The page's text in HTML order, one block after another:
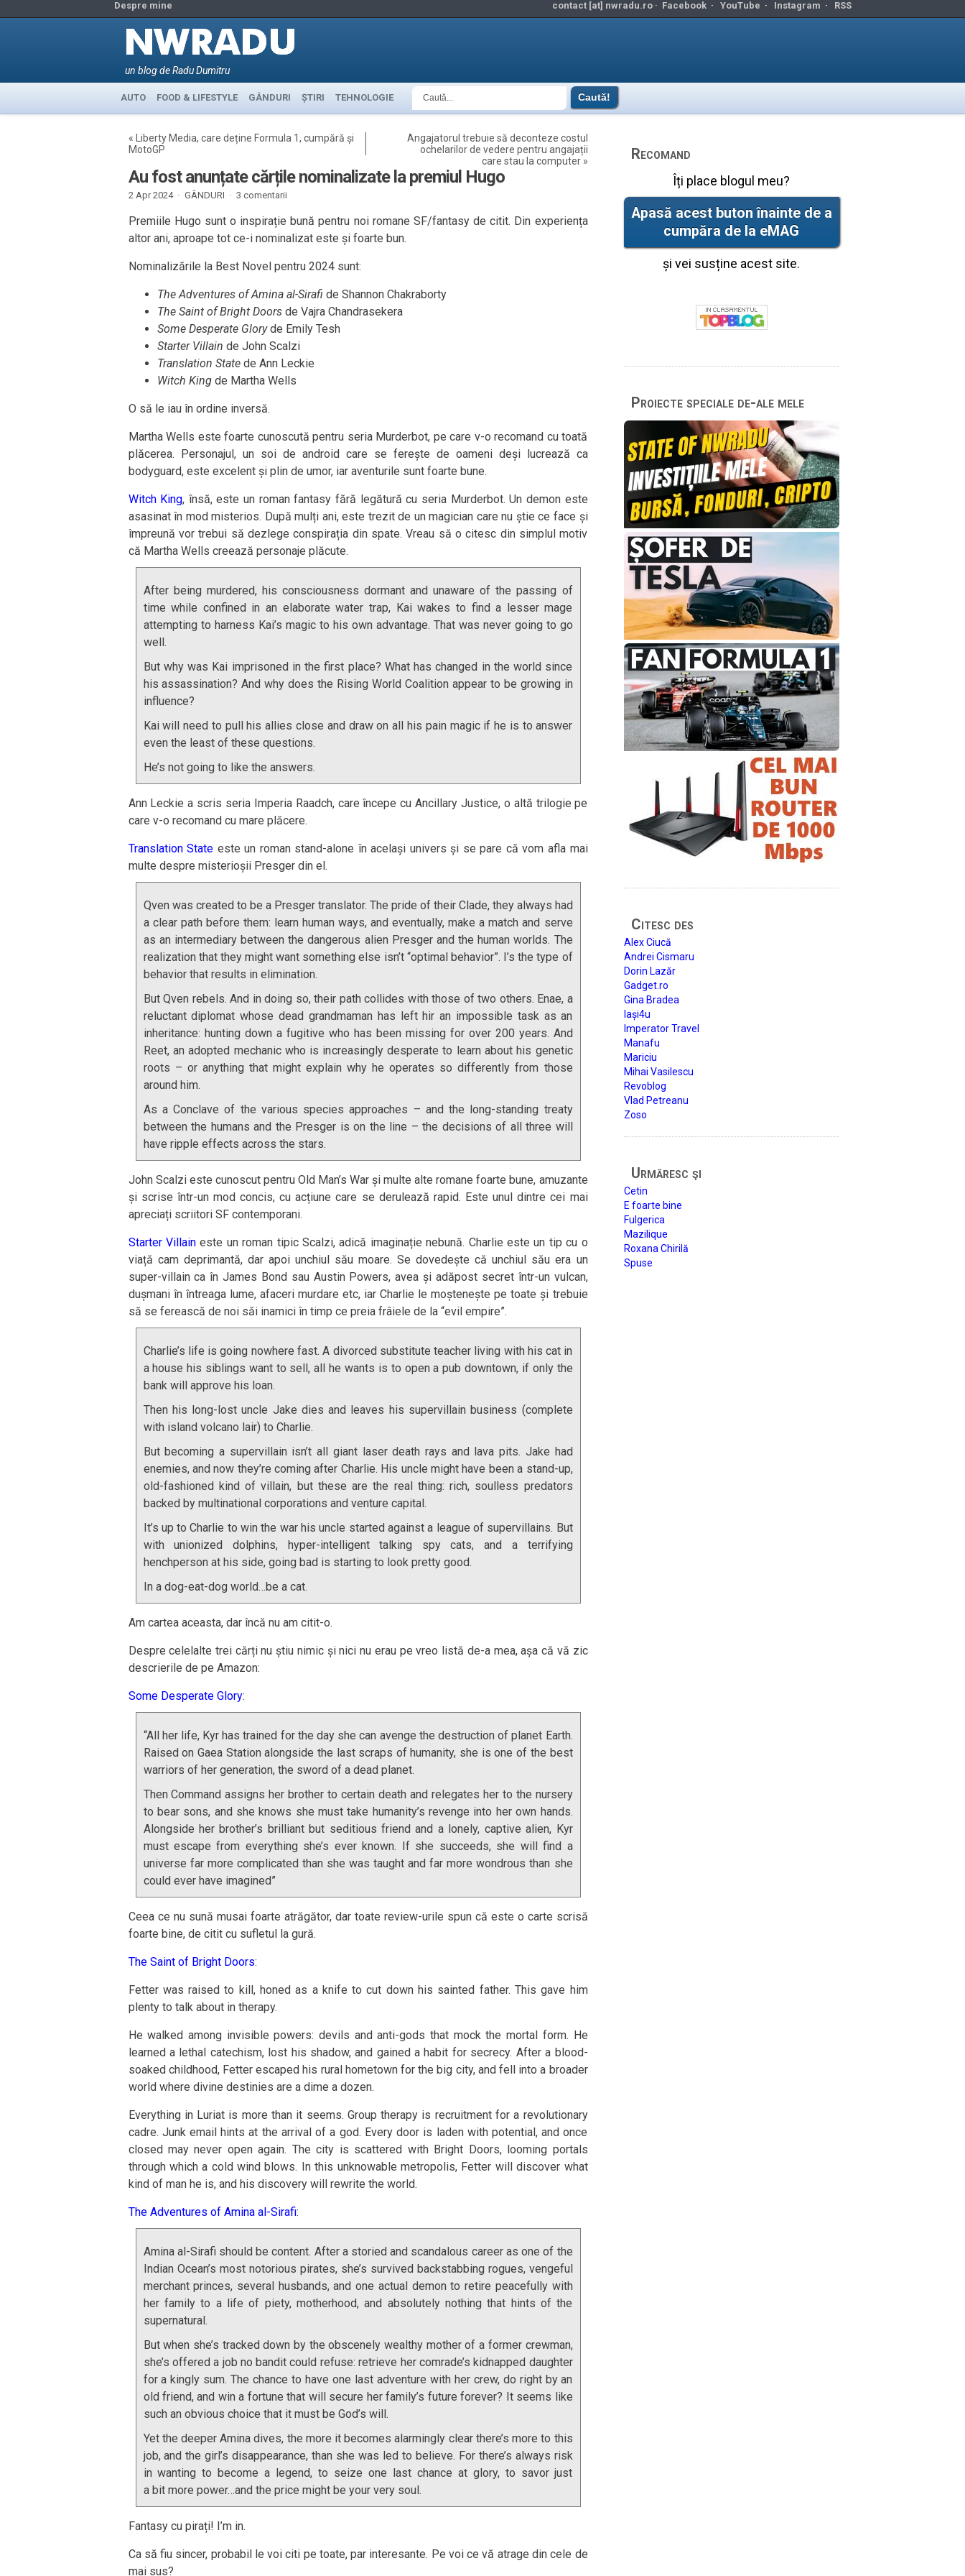
Despre mine contact [at] nwradu.ro · Facebook· YouTube · Instagram · RSS
un blog de Radu Dumitru
AUTO FOOD & LIFESTYLE GÂNDURI ȘTIRI TEHNOLOGIE
«
Liberty Media, care deține Formula 1, cumpără și
MotoGP
Angajatorul trebuie să deconteze costul
ochelarilor de vedere pentru angajații
care stau la computer»
Au fost anunțate cărțile nominalizate la premiul Hugo
2 Apr 2024 · GÂNDURI · 3 comentarii
Premiile Hugo sunt o inspirație bună pentru noi romane SF/fantasy de citit. Din experiența
altor ani, aproape tot ce-i nominalizat este și foarte bun.
Nominalizările la Best Novel pentru 2024 sunt:
The Adventures of Amina al-Sirafi de Shannon Chakraborty
The Saint of Bright Doorsde Vajra Chandrasekera
Some Desperate Gloryde Emily Tesh
Starter Villain de John Scalzi
Translation Statede Ann Leckie
Witch Kingde Martha Wells
O să le iau în ordine inversă.
Martha Wells este foarte cunoscută pentru seria Murderbot, pe care v-o recomand cu toată
plăcerea. Personajul, un soi de android care se ferește de oameni deși lucrează ca
bodyguard, este excelent și plin de umor, iar aventurile sunt foarte bune.
Witch King, însă, este un roman fantasy fără legătură cu seria Murderbot. Un demon este
asasinat în mod misterios. După mulți ani, este trezit de un magician care nu știe ce face și
împreună vor trebui să dezlege conspirația din spate. Vreau să o citesc din simplul motiv
că Martha Wells creează personaje plăcute.
After being murdered, his consciousness dormant and unaware of the passing of
time while confined in an elaborate water trap, Kai wakes to find a lesser mage
attempting to harness Kai’s magic to his own advantage. That was never going to go
well.
But why was Kai imprisoned in the first place? What has changed in the world since
his assassination? And why does the Rising World Coalition appear to be growing in
influence?
Kai will need to pull his allies close and draw on all his pain magic if he is to answer
even the least of these questions.
He’s not going to like the answers.
Ann Leckie a scris seria Imperia Raadch, care începe cu Ancillary Justice, o altă trilogie pe
care v-o recomand cu mare plăcere.
Translation State este un roman stand-alone în același univers și se pare că vom afla mai
multe despre misterioșii Presger din el.
Qven was created to be a Presger translator. The pride of their Clade, they always had
a clear path before them: learn human ways, and eventually, make a match and serve
as an intermediary between the dangerous alien Presger and the human worlds. The
realization that they might want something else isn’t “optimal behavior”. I’s the type of
behavior that results in elimination.
But Qven rebels. And in doing so, their path collides with those of two others. Enae, a
reluctant diplomat whose dead grandmaman has left hir an impossible task as an
inheritance: hunting down a fugitive who has been missing for over 200 years. And
Reet, an adopted mechanic who is increasingly desperate to learn about his genetic
roots – or anything that might explain why he operates so differently from those
around him.
As a Conclave of the various species approaches – and the long-standing treaty
between the humans and the Presger is on the line – the decisions of all three will
have ripple effects across the stars.
John Scalzi este cunoscut pentru Old Man’s War și multe alte romane foarte bune, amuzante
și scrise într-un mod concis, cu acțiune care se derulează rapid. Este unul dintre cei mai
apreciați scriitori SF contemporani.
Starter Villaineste un roman tipic Scalzi, adică imaginație nebună. Charlie este un tip cu o
viață cam deprimantă, dar apoi unchiul său moare. Se dovedește că unchiul său era un
super-villain ca în James Bond sau Austin Powers, avea și adăpost secret într-un vulcan,
dușmani în întreaga lume, afaceri murdare etc, iar Charlie le moștenește pe toate și trebuie
să se ferească de noi săi inamici în timp ce preia frâiele de la “evil empire”.
Charlie’s life is going nowhere fast. A divorced substitute teacher living with his cat in
a house his siblings want to sell, all he wants is to open a pub downtown, if only the
bank will approve his loan.
Then his long-lost uncle Jake dies and leaves his supervillain business (complete
with island volcano lair) to Charlie.
But becoming a supervillain isn’t all giant laser death rays and lava pits. Jake had
enemies, and now they’re coming after Charlie. His uncle might have been a stand-up,
old-fashioned kind of villain, but these are the real thing: rich, soulless predators
backed by multinational corporations and venture capital.
It’s up to Charlie to win the war his uncle started against a league of supervillains. But
with unionized dolphins, hyper-intelligent talking spy cats, and a terrifying
henchperson at his side, going bad is starting to look pretty good.
In a dog-eat-dog world…be a cat.
Am cartea aceasta, dar încă nu am citit-o.
Despre celelalte trei cărți nu știu nimic și nici nu erau pe vreo listă de-a mea, așa că vă zic
descrierile de pe Amazon:
Some Desperate Glory:
“All her life, Kyr has trained for the day she can avenge the destruction of planet Earth.
Raised on Gaea Station alongside the last scraps of humanity, she is one of the best
warriors of her generation, the sword of a dead planet.
Then Command assigns her brother to certain death and relegates her to the nursery
to bear sons, and she knows she must take humanity’s revenge into her own hands.
Alongside her brother’s brilliant but seditious friend and a lonely, captive alien, Kyr
must escape from everything she’s ever known. If she succeeds, she will find a
universe far more complicated than she was taught and far more wondrous than she
could ever have imagined”
Ceea ce nu sună musai foarte atrăgător, dar toate review-urile spun că este o carte scrisă
foarte bine, de citit cu sufletul la gură.
The Saint of Bright Doors:
Fetter was raised to kill, honed as a knife to cut down his sainted father. This gave him
plenty to talk about in therapy.
He walked among invisible powers: devils and anti-gods that mock the mortal form. He
learned a lethal catechism, lost his shadow, and gained a habit for secrecy. After a blood-
soaked childhood, Fetter escaped his rural hometown for the big city, and fell into a broader
world where divine destinies are a dime a dozen.
Everything in Luriat is more than it seems. Group therapy is recruitment for a revolutionary
cadre. Junk email hints at the arrival of a god. Every door is laden with potential, and once
closed may never open again. The city is scattered with Bright Doors, looming portals
through which a cold wind blows. In this unknowable metropolis, Fetter will discover what
kind of man he is, and his discovery will rewrite the world.
The Adventures of Amina al-Sirafi:
Amina al-Sirafi should be content. After a storied and scandalous career as one of the
Indian Ocean’s most notorious pirates, she’s survived backstabbing rogues, vengeful
merchant princes, several husbands, and one actual demon to retire peacefully with
her family to a life of piety, motherhood, and absolutely nothing that hints of the
supernatural.
But when she’s tracked down by the obscenely wealthy mother of a former crewman,
she’s offered a job no bandit could refuse: retrieve her comrade’s kidnapped daughter
for a kingly sum. The chance to have one last adventure with her crew, do right by an
old friend, and win a fortune that will secure her family’s future forever? It seems like
such an obvious choice that it must be God’s will.
Yet the deeper Amina dives, the more it becomes alarmingly clear there’s more to this
job, and the girl’s disappearance, than she was led to believe. For there’s always risk
in wanting to become a legend, to seize one last chance at glory, to savor just
a bitmore power…and the price might be your very soul.
Fantasy cu pirați! I’m in.
Ca să fiu sincer, probabil le voi citi pe toate, par interesante. Pe voi ce vă atrage din cele de
mai sus?
Recomand
Îți place blogul meu?
Apasă acest buton înainte de a
cumpăra de la eMAG
și vei susține acest site.
Proiecte speciale de-ale mele
Citesc des
Alex Ciucă
Andrei Cismaru
Dorin Lazăr
Gadget.ro
Gina Bradea
Iași4u
Imperator Travel
Manafu
Mariciu
Mihai Vasilescu
Revoblog
Vlad Petreanu
Zoso
Urmăresc şi
Cetin
E foarte bine
Fulgerica
Mazilique
Roxana Chirilă
Spuse